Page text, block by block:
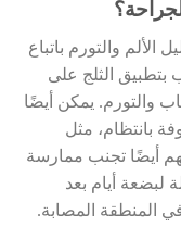
الألم والتورم باتباع
بتطبيق الثلج على
والتورم. يمكن أيضًا
بانتظام، مثل
أيضًا تجنب ممارسة
لبضعة أيام بعد
في المنطقة المصابة.